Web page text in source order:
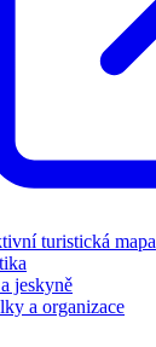
turistická mapa
jeskyně
a organizace